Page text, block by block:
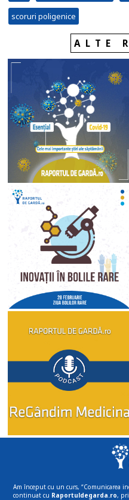
scoruri poligenice
ALTE
Am început cu un curs, “Comunicarea
continuat cu Raportuldegarda.ro,